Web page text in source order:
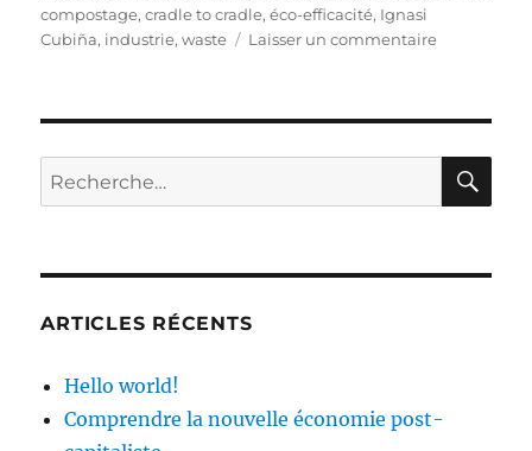
compostage,cradle to cradle,éco-efficacité, Ignasi
Cubiña, industrie,waste Laisser un commentairesur
la
nouvelle
révolution
Recherche
pour :
ARTICLES RÉCENTS
Hello world!
Comprendre la nouvelle économie post-